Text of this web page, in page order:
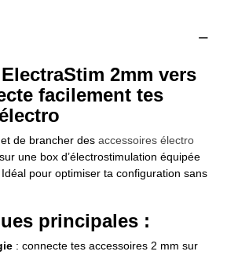
2mm vers
facilement tes
de brancher des accessoires électro
une box d’électrostimulation équipée
pour optimiser ta configuration sans
principales :
: connecte tes accessoires 2 mm sur